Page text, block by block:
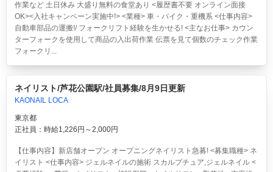
作業など 土日休み 大盛り無料の食堂あり <履歴書不要 オンライン面接
OK><入社キャンペーン実施中!> <業種> 車・バイク・重機系 <仕事内容>
自動車部品の運搬!/ フォークリフト経験を生かせる! <主なお仕事> カウン
ターフォークを使用して商品の入出荷作業 伝票を見て個数のチェック作業
フォークリ...
ネイリスト/芦花公園駅/社員募集/8月9日更新
KAONAIL LOCA
東京都
正社員：時給1,226円～2,000円
【仕事内容】新店舗オープン オープニングネイリスト急募! <募集職種> ネ
イリスト <仕事内容> ジェルネイルの施術 スカルプチュア,ジェルネイル <